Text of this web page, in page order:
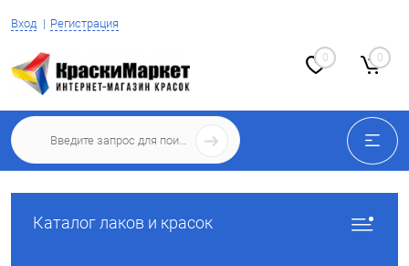
Вход Регистрация
0 0
Каталог лаков и красок